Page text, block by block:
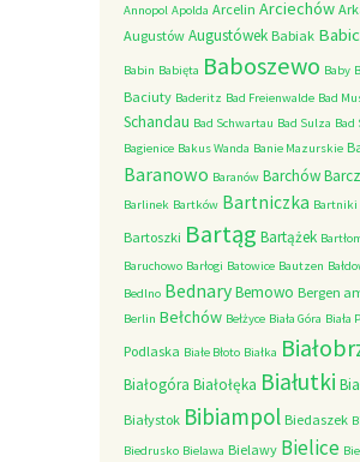
Annopol Apolda Arcelin Arciechów
Augustów Augustówek Babiak
Babin Babięta Baboszewo Baby
Baciuty Baderitz Bad Freienwalde Bad
Schandau Bad Schwartau Bad Sulza Bad
Bagienice Bakus Wanda Banie Mazurskie
Baranowo Baranów Barchów
Barlinek Bartków Bartniczka Bartniki
Bartoszki Bartąg Bartążek
Baruchowo Barłogi Batowice Bautzen
Bedlno BednaryBemowo Bergen
Berlin Bełchów Bełżyce Biała Góra Biała
Podlaska Białe Błoto Białka
Białogóra Białołęka Białutki
Białystok Bibiampol Biedaszek
Biedrusko Bielawa Bielawy Bielice